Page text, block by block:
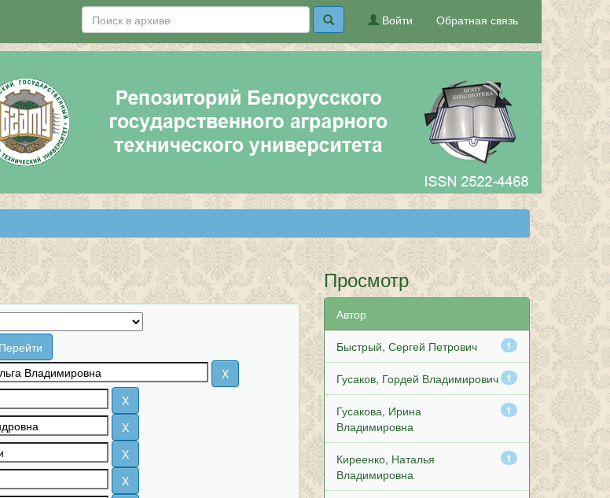
Обратная связь
Войти
Просмотр
Автор
1
Быстрый, Сергей Петрович
1
Гусаков, Гордей Владимирович
1
Гусакова, Ирина
Владимировна
1
Киреенко, Наталья
Владимировна